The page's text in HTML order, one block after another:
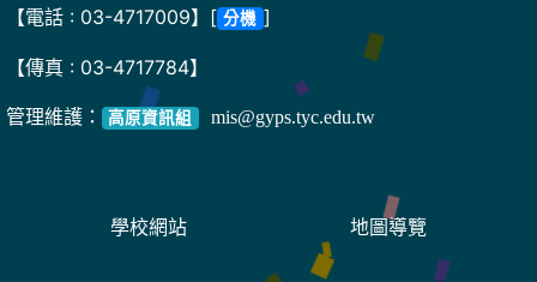
【電話 : 03-4717009】[ 分機 ]
【傳真 : 03-4717784】
管理維護： 高原資訊組 mis@gyps.tyc.edu.tw
學校網站 地圖導覽